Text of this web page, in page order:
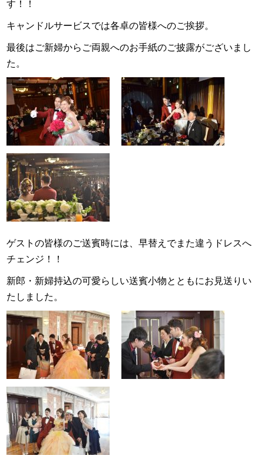
す！！
キャンドルサービスでは各卓の皆様へのご挨拶。
最後はご新婦からご両親へのお手紙のご披露がございまし
た。
ゲストの皆様のご送賓時には、早替えでまた違うドレスへ
チェンジ！！
新郎・新婦持込の可愛らしい送賓小物とともにお見送りい
たしました。